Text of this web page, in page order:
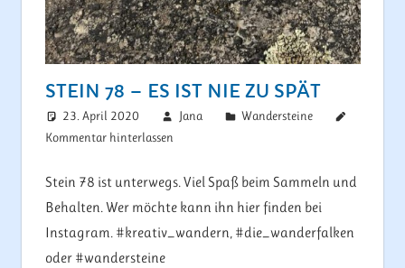
STEIN 78 – ES IST NIE ZU SPÄT
23. April 2020 Jana
Wandersteine
Kommentar hinterlassen
Stein 78 ist unterwegs. Viel Spaß beim Sammeln und
Behalten. Wer möchte kann ihn hier finden bei
Instagram. #kreativ_wandern, #die_wanderfalken
oder #wandersteine